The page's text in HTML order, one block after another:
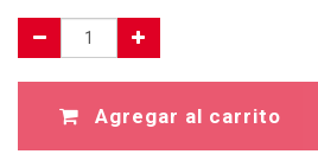
Agregar al carrito